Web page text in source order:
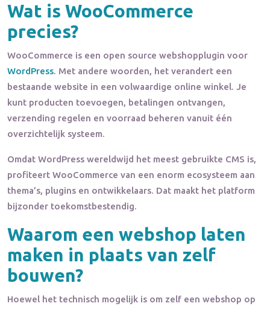
Wat is WooCommerce
precies?
WooCommerce is een open source webshopplugin voor
WordPress. Met andere woorden, het verandert een
bestaande website in een volwaardige online winkel. Je
kunt producten toevoegen, betalingen ontvangen,
verzending regelen en voorraad beheren vanuit één
overzichtelijk systeem.
Omdat WordPress wereldwijd het meest gebruikte CMS is,
profiteert WooCommerce van een enorm ecosysteem aan
thema’s, plugins en ontwikkelaars. Dat maakt het platform
bijzonder toekomstbestendig.
Waarom een webshop laten
maken in plaats van zelf
bouwen?
Hoewel het technisch mogelijk is om zelf een webshop op